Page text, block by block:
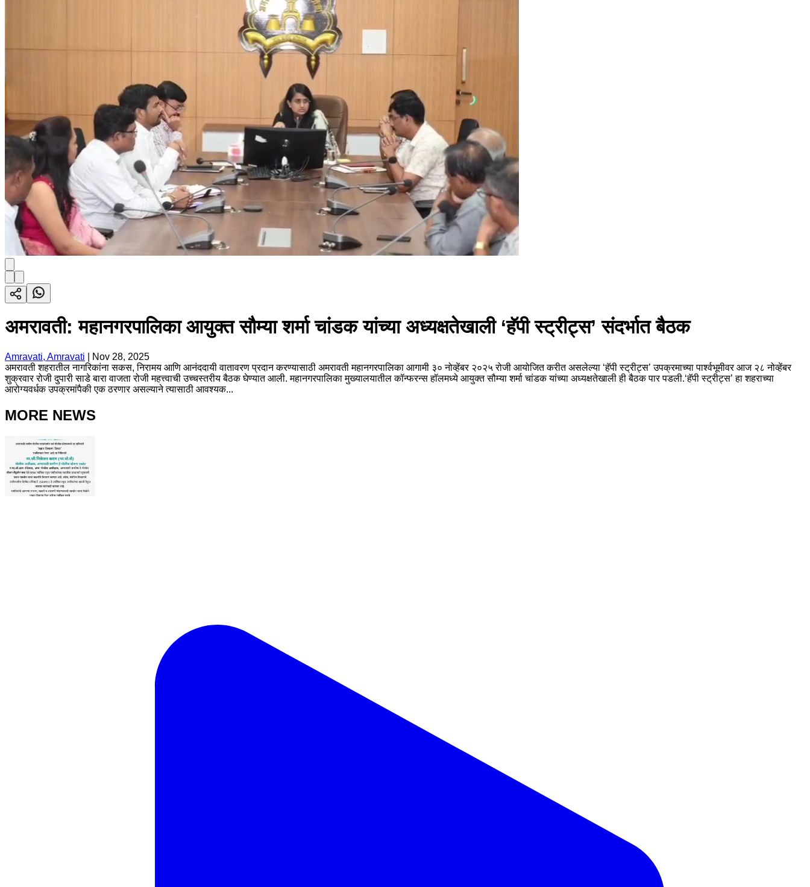
अमरावती: महानगरपालिका आयुक्त सौम्या शर्मा चांडक यांच्या अध्यक्षतेखाली ‘हॅपी स्ट्रीट्स’ संदर्भात बैठक
Amravati, Amravati
Nov 28, 2025
अमरावती शहरातील नागरिकांना सकस, निरामय आणि आनंददायी वातावरण प्रदान करण्यासाठी अमरावती महानगरपालिका आगामी ३० नोव्हेंबर २०२५ रोजी आयोजित करीत असलेल्या ‘हॅपी स्ट्रीट्स’ उपक्रमाच्या पार्श्वभूमीवर आज २८ नोव्हेंबर
शुक्रवार रोजी दुपारी साडे बारा वाजता रोजी महत्त्वाची उच्चस्तरीय बैठक घेण्यात आली. महानगरपालिका मुख्यालयातील कॉन्फरन्स हॉलमध्ये आयुक्त सौम्या शर्मा चांडक यांच्या अध्यक्षतेखाली ही बैठक पार पडली.‘हॅपी स्ट्रीट्स’ हा शहराच्या
आरोग्यवर्धक उपक्रमांपैकी एक ठरणार असल्याने त्यासाठी आवश्यक...
MORE NEWS